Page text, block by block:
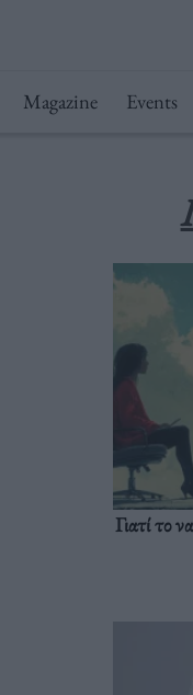
Magazine Events
Γιατί το